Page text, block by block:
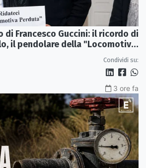
di Francesco Guccini: il ricordo di
il pendolare della "Locomotiva
Condividi su:
3 ore fa